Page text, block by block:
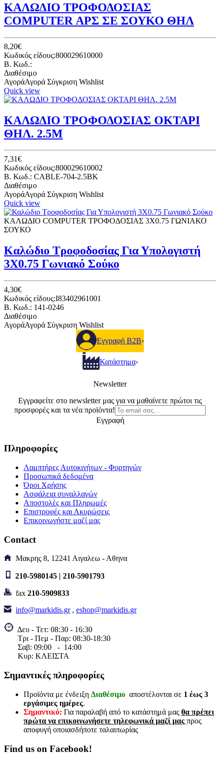
ΚΑΛΩΔΙΟ ΤΡΟΦΟΔΟΣΙΑΣ
COMPUTER ΑΡΣ ΣΕ ΣΟΥΚΟ ΘΗΛ
8,20€
Κωδικός είδους:800029610000
B. Κωδ.:
Διαθέσιμο
ΑγοράΑγορά Σύγκριση Wishlist
Quick view
ΚΑΛΩΔΙΟ ΤΡΟΦΟΔΟΣΙΑΣ ΟΚΤΑΡΙ
ΘΗΛ. 2.5Μ
7,31€
Κωδικός είδους:800029610002
B. Κωδ.: CABLE-704-2.5BK
Διαθέσιμο
ΑγοράΑγορά Σύγκριση Wishlist
Quick view
ΚΑΛΩΔΙΟ COMPUTER ΤΡΟΦΟΔΟΣΙΑΣ 3Χ0.75 ΓΩΝΙΑΚΟ
ΣΟΥΚΟ
Καλώδιο Τροφοδοσίας Για Υπολογιστή
3Χ0.75 Γωνιακό Σούκο
4,30€
Κωδικός είδους:I83402961001
B. Κωδ.: 141-0246
Διαθέσιμο
ΑγοράΑγορά Σύγκριση Wishlist
Εγγραφή B2B›
Κατάστημα›
Newsletter
Εγγραφείτε στο newsletter μας για να μαθαίνετε πρώτοι τις
προσφορές και τα νέα προϊόντα!
Εγγραφή
Πληροφορίες
Λαμπτήρες Αυτοκινήτων - Φορτηγών
Προσωπικά δεδομένα
Όροι Χρήσης
Ασφάλεια συναλλαγών
Αποστολές και Πληρωμές
Επιστροφές και Ακυρώσεις
Επικοινωνήστε μαζί μας
Contact
Μακρης 8, 12241 Αιγαλεω - Αθηνα
210-5980145 | 210-5901793
fax 210-5909833
info@markidis.gr, eshop@markidis.gr
Δευ - Τετ: 08:30 - 16:30
Τρι - Πεμ - Παρ: 08:30-18:30
Σαβ: 09:00 - 14:00
Κυρ: ΚΛΕΙΣΤΑ
Σημαντικές πληροφορίες
Προϊόντα με ένδειξη Διαθέσιμο αποστέλονται σε 1 έως 3
εργάσιμες ημέρες.
Σημαντικό: Για παραλαβή από το κατάστημά μας θα πρέπει
πρώτα να επικοινωνήσετε τηλεφωνικά μαζί μας προς
αποφυγή οποιασδήποτε ταλαιπωρίας
Find us on Facebook!